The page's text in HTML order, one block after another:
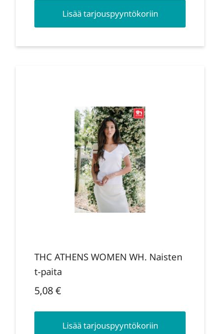
Lisää tarjouspyyntökoriin
THC ATHENS WOMEN WH. Naisten
t-paita
5,08€
Lisää tarjouspyyntökoriin